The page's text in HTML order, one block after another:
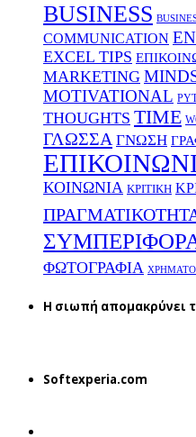
BUSINESS
COMMUNICATION
EXCEL TIPS
MARKETING
MOTIVATIONAL
THOUGHTS TIME
ΓΛΩΣΣΑ ΓΝΩΣΗ
ΚΟΙΝΩΝΙΑ ΚΡΙΤΙΚΗ
ΦΩΤΟΓΡΑΦΙΑ
H σιωπή απομακρύνει
Softexperia.com